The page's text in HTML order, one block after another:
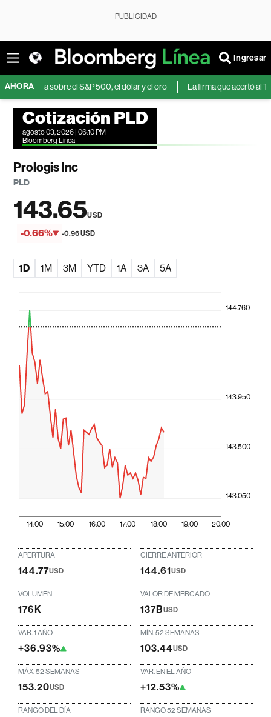
PUBLICIDAD
Ingresar
AHORAsobre el S&P 500, el dólar y el oro La firma que acertó al TACO
Cotización PLD
agosto 03, 2026 | 06:10 PM
Bloomberg Línea
Prologis Inc
PLD
143.65USD
-0.66% -0.96 USD
1D 1M 3M YTD 1A 3A 5A
14:00 15:00 16:00 17:00 18:00 19:00 20:00
143.050
143.500
143.950
144.760
APERTURA
144.77USD
CIERRE ANTERIOR
144.61USD
VOLUMEN
176K
VALOR DE MERCADO
137BUSD
VAR. 1 AÑO
+36.93%
MÍN. 52 SEMANAS
103.44USD
MÁX. 52 SEMANAS
153.20USD
VAR. EN EL AÑO
+12.53%
RANGO DEL DÍA RANGO 52 SEMANAS